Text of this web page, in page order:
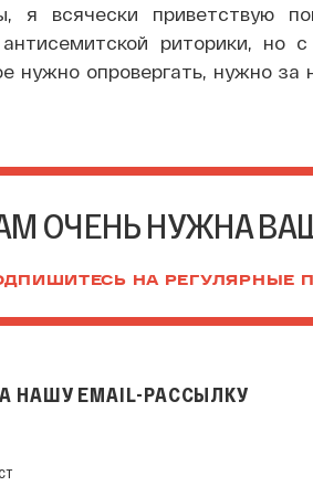
я всячески приветствую
антисемитской риторики, но
нужно опровергать, нужно за
ОЧЕНЬ НУЖНА
НА РЕГУЛЯРНЫЕ
НАШУ EMAIL-РАССЫЛКУ
рассылку